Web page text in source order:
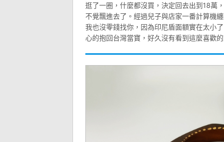
逛了一圈，什麼都沒買，決定回去出到18萬
不覺飄進去了。經過兒子與店家一番計算機
我也沒零錢找你，因為印尼盾面額實在太小
心的抱回台灣當寶，好久沒有看到這麼喜歡的